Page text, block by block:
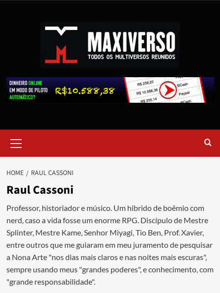
HOME RAUL CASSONI
Raul Cassoni
Professor, historiador e músico. Um hibrido de boêmio com
nerd, caso a vida fosse um enorme RPG. Discípulo de Mestre
Splinter, Mestre Kame, Senhor Miyagi, Tio Ben, Prof. Xavier,
entre outros que me guiaram em meu juramento de pesquisar
a Nona Arte "nos dias mais claros e nas noites mais escuras",
sempre usando meus "grandes poderes", e conhecimento, com
"grande responsabilidade".